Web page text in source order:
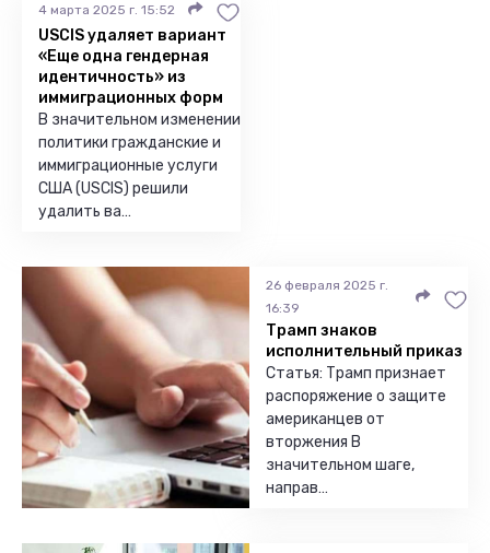
4 марта 2025 г. 15:52
USCIS удаляет вариант
«Еще одна гендерная
идентичность» из
иммиграционных форм
В значительном изменении
политики гражданские и
иммиграционные услуги
США (USCIS) решили
удалить ва…
26 февраля 2025 г.
16:39
Трамп знаков
исполнительный приказ
Статья: Трамп признает
распоряжение о защите
американцев от
вторжения В
значительном шаге,
направ…